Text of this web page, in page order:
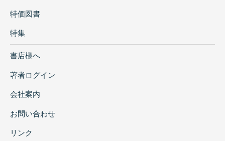
特価図書
特集
書店様へ
著者ログイン
会社案内
お問い合わせ
リンク